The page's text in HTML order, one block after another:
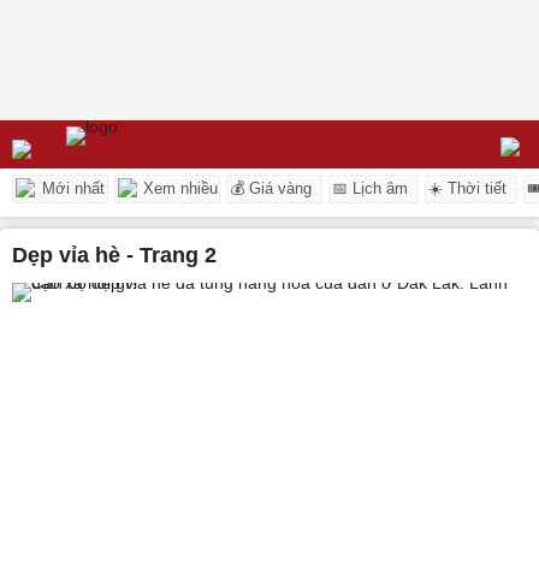
Mới nhất Xem nhiều 💰 Giá vàng 📅 Lịch âm ☀️ Thời tiết
Dẹp vỉa hè - Trang 2